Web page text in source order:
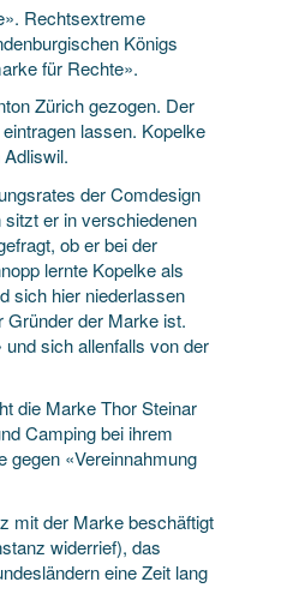
Rechtsextreme
Königs
für Rechte».
Zürich gezogen. Der
lassen. Kopelke
der Comdesign
er in verschiedenen
ob er bei der
lernte Kopelke als
sich hier niederlassen
Gründer der Marke ist.
sich allenfalls von der
die Marke Thor Steinar
Camping bei ihrem
gegen «Vereinnahmung
mit der Marke beschäftigt
widerrief), das
eine Zeit lang